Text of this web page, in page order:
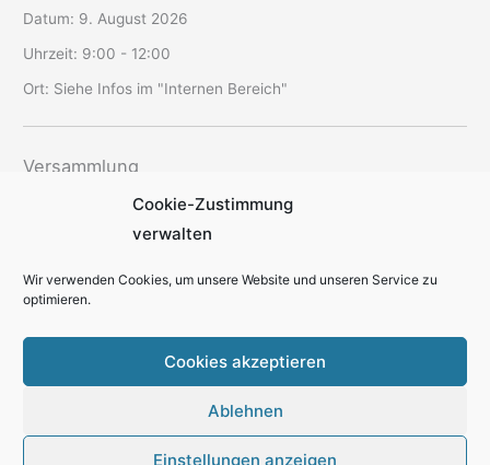
Cookie-Zustimmung
verwalten
Wir verwenden Cookies, um unsere Website und unseren Service zu
optimieren.
Cookies akzeptieren
Ablehnen
Einstellungen anzeigen
Datum: 9. August 2026
Uhrzeit: 9:00 - 12:00
Ort: Siehe Infos im "Internen Bereich"
Versammlung
12. August 2026
19:30 - 22:00
Ort:SAV-Vereinsheim Schriesheim
Datenschutzerklärung